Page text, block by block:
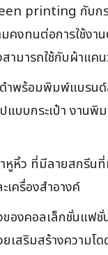
printing กับกร
คงทนต่อการใช้งา
มารถใช้กับผ้าแค
ำพร้อมพิมพ์แบรน
แบบกระเป๋า งาน
หูหิ้ว ที่มีลายสกรีน
ครื่องสำอางค์
ของคอลเล็กชั่นแฟ
เสริมสร้างความ